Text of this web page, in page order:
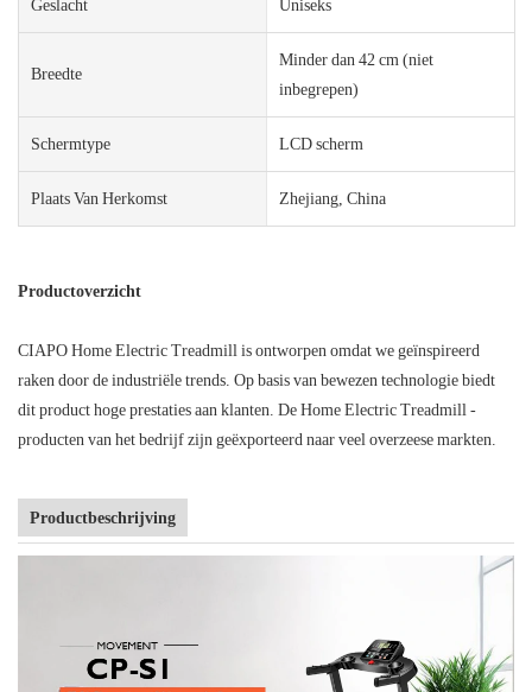
Geslacht Uniseks
Breedte
Minder dan 42 cm (niet
inbegrepen)
Schermtype LCD scherm
Plaats Van Herkomst Zhejiang, China
Productoverzicht
CIAPO Home Electric Treadmill is ontworpen omdat we geïnspireerd
raken door de industriële trends. Op basis van bewezen technologie biedt
dit product hoge prestaties aan klanten. De Home Electric Treadmill -
producten van het bedrijf zijn geëxporteerd naar veel overzeese markten.
Productbeschrijving